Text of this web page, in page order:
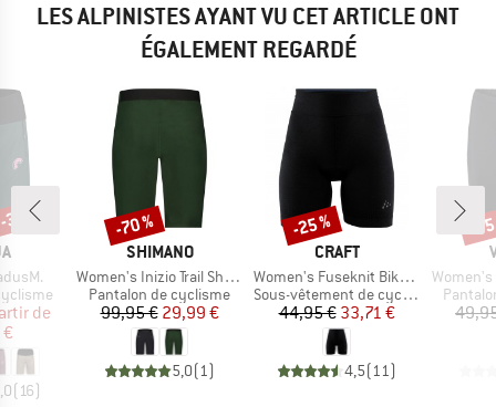
LES ALPINISTES AYANT VU CET ARTICLE ONT
ÉGALEMENT REGARDÉ
réduit
de
( 16)
%
MARQUE
SHIMANO
Article
Women's Inizio Trail Shorts
Product group
Pantalon de cyclisme
Prix
99,95 €Prix réduit
29,99 €
5,0( 1)
Remise
-70 %
MARQUE
CRAFT
Article
Women's Fuseknit Bike Boxer
Product group
Sous-vêtement de cyclisme
Prix
44,95 €Prix réduit
33,71 €
4,5( 11)
Remise
-25 %
Article
-